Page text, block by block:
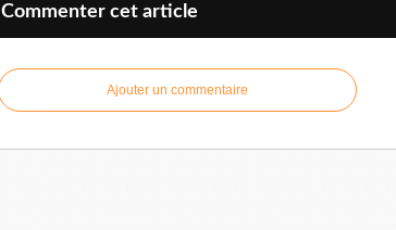
Commenter cet article
Ajouter un commentaire